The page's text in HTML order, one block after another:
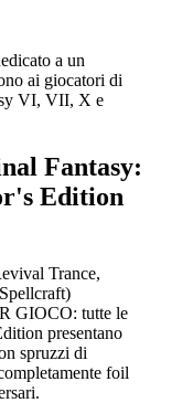
a un
ai giocatori di
VI, VII, X e
Fantasy:
Edition
Trance,
GIOCO: tutte le
presentano
spruzzi di
foil